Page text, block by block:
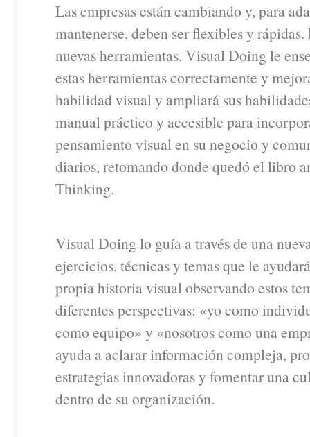
Las empresas están cambiando y, para
mantenerse, deben ser flexibles y rápidas.
nuevas herramientas. Visual Doing le
estas herramientas correctamente y
habilidad visual y ampliará sus
manual práctico y accesible para
pensamiento visual en su negocio y
diarios, retomando donde quedó el libro
Thinking.
Visual Doing lo guía a través de una
ejercicios, técnicas y temas que le
propia historia visual observando estos
diferentes perspectivas: «yo como
como equipo» y «nosotros como una
ayuda a aclarar información compleja,
estrategias innovadoras y fomentar una
dentro de su organización.